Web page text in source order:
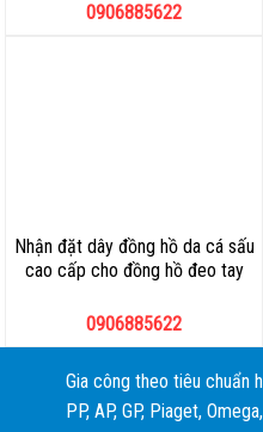
0906885622
Nhận đặt dây đồng hồ da cá sấu
cao cấp cho đồng hồ đeo tay
0906885622
Gia công theo tiêu chuẩn
PP, AP, GP, Piaget,